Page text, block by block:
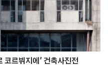
코르뷔지에’ 건축사진전